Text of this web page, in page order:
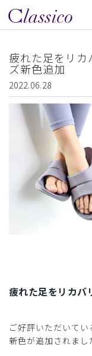
疲れた足をリカ
ズ新色追加
2022.06.28
疲れた足をリカバ
ご好評いただいて
新色が追加されまし